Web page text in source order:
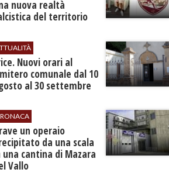
nuova realtà
del territorio
Nuovi orari al
comunale dal 10
al 30 settembre
un operaio
da una scala
una cantina di Mazara
Vallo